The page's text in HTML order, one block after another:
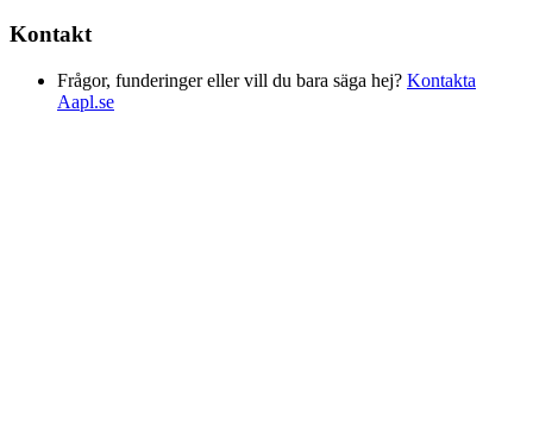
Kontakt
Frågor, funderinger eller vill du bara säga hej? Kontakta
Aapl.se